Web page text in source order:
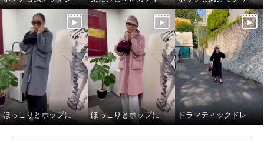
ほっこりとポップに冬を楽しことむコートスタイル ほっこりとポップに冬を楽しことむコートスタイル ドラマティックドレスで秋を楽しむ